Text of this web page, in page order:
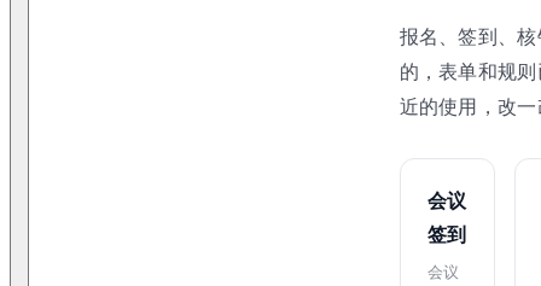
报名、签到、
的，表单和规
近的使用，改
会议
签到
会议